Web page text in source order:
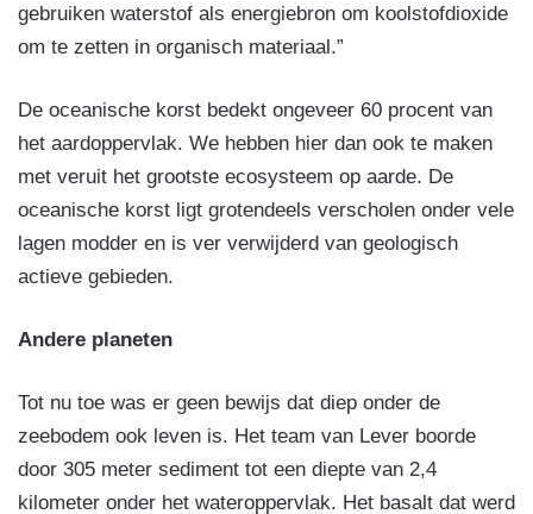
gebruiken waterstof als energiebron om koolstofdioxide
om te zetten in organisch materiaal.”
De oceanische korst bedekt ongeveer 60 procent van
het aardoppervlak. We hebben hier dan ook te maken
met veruit het grootste ecosysteem op aarde. De
oceanische korst ligt grotendeels verscholen onder vele
lagen modder en is ver verwijderd van geologisch
actieve gebieden.
Andere planeten
Tot nu toe was er geen bewijs dat diep onder de
zeebodem ook leven is. Het team van Lever boorde
door 305 meter sediment tot een diepte van 2,4
kilometer onder het wateroppervlak. Het basalt dat werd